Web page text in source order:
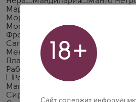
Мария Гомеш
Морио Мускат
Мосхатела
Муджуретули
Фронтиньян
Нариндже
Сапере
Пекорелла Пигато
Менье
Пино Неро Пино
Платовский
Пренсаль Блан
Рабигато
Регент
Робола
Роль Рубин Голодриги
Магарача
Сирени
18+
Сайт содержит